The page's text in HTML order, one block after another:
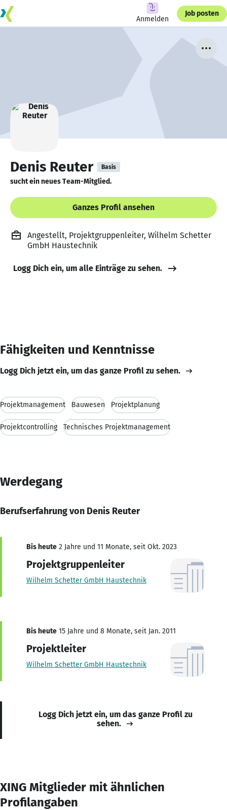
Anmelden
Job posten
Denis Reuter Basis
sucht ein neues Team-Mitglied.
Ganzes Profil ansehen
Angestellt, Projektgruppenleiter, Wilhelm Schetter
GmbH Haustechnik
Logg Dich ein, um alle Einträge zu sehen.
Fähigkeiten und Kenntnisse
Logg Dich jetzt ein, um das ganze Profil zu sehen.
Projektmanagement Bauwesen Projektplanung
Projektcontrolling Technisches Projektmanagement
Werdegang
Berufserfahrung von Denis Reuter
Bis heute 2 Jahre und 11 Monate, seit Okt. 2023
Projektgruppenleiter
Wilhelm Schetter GmbH Haustechnik
Bis heute 15 Jahre und 8 Monate, seit Jan. 2011
Projektleiter
Wilhelm Schetter GmbH Haustechnik
Logg Dich jetzt ein, um das ganze Profil zu
sehen.
XING Mitglieder mit ähnlichen
Profilangaben